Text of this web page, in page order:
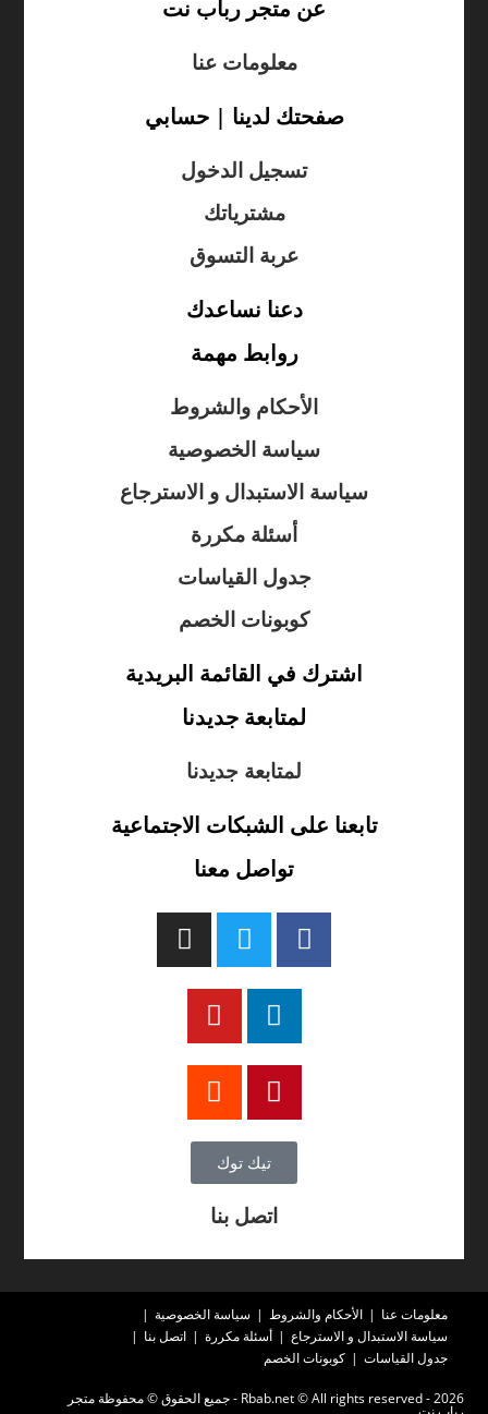
عن متجر رباب نت
معلومات عنا
صفحتك لدينا | حسابي
تسجيل الدخول
مشترياتك
عربة التسوق
دعنا نساعدك
روابط مهمة
الأحكام والشروط
سياسة الخصوصية
سياسة الاستبدال و الاسترجاع
أسئلة مكررة
جدول القياسات
كوبونات الخصم
اشترك في القائمة البريدية
لمتابعة جديدنا
لمتابعة جديدنا
تابعنا على الشبكات الاجتماعية
تواصل معنا
تيك توك
اتصل بنا
معلومات عنا الأحكام والشروط
سياسة الخصوصية
سياسة الاستبدال و الاسترجاع
أسئلة مكررة
اتصل بنا
جدول القياسات
كوبونات الخصم
2026 - Rbab.net © All rights reserved - جميع الحقوق © محفوظة متجر